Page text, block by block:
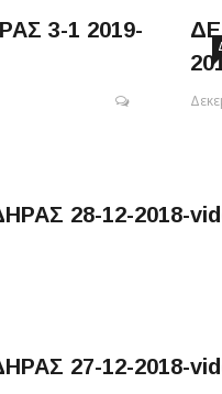
3-1 2019-
28-12-2018-
27-12-2018-